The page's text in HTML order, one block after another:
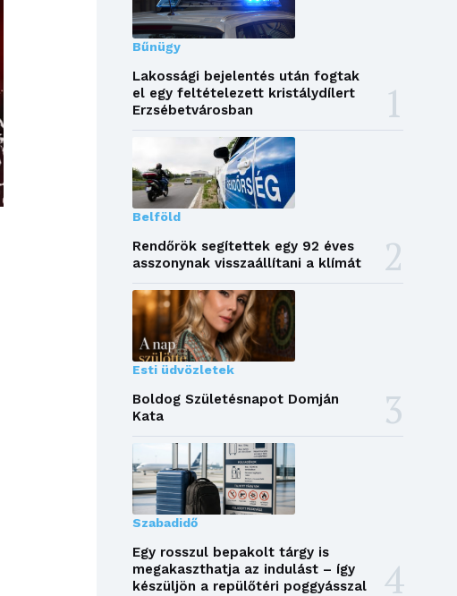
Bűnügy
Lakossági bejelentés után fogtak
el egy feltételezett kristálydílert
Erzsébetvárosban
Belföld
Rendőrök segítettek egy 92 éves
asszonynak visszaállítani a klímát
Esti üdvözletek
Boldog Születésnapot Domján
Kata
Szabadidő
Egy rosszul bepakolt tárgy is
megakaszthatja az indulást – így
készüljön a repülőtéri poggyásszal